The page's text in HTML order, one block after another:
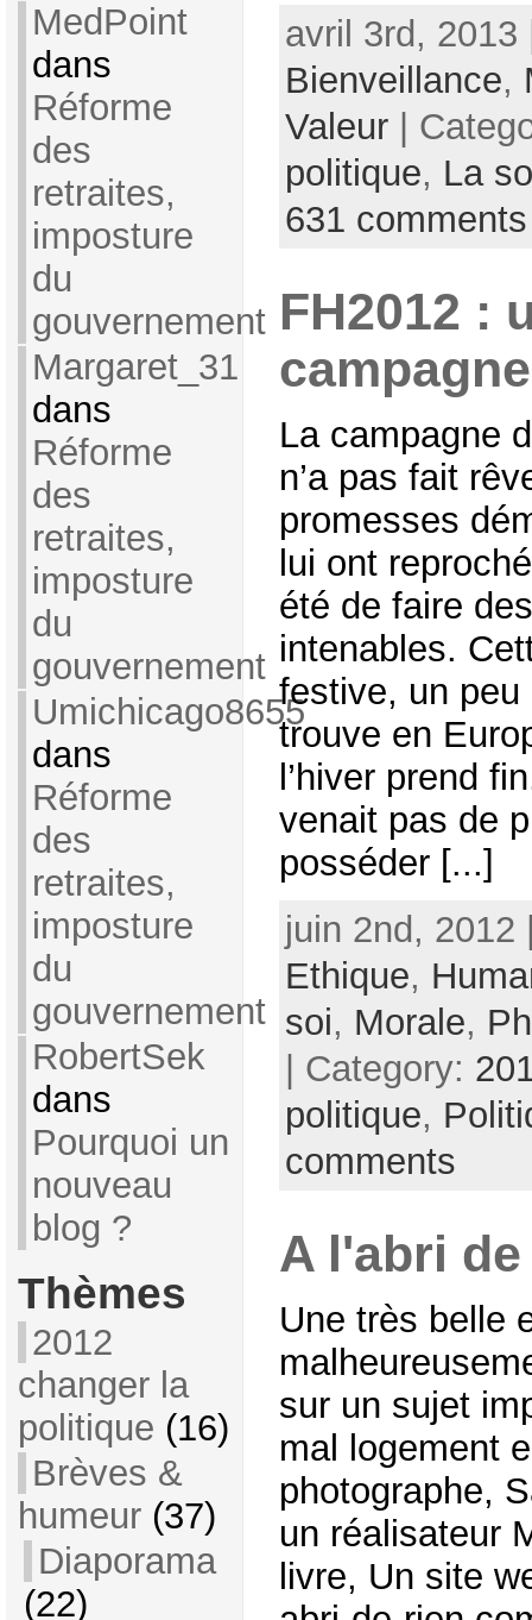
MedPoint
dans
Réforme
des
retraites,
imposture
du
gouvernement
Margaret_31
dans
Réforme
des
retraites,
imposture
du
gouvernement
Umichicago8655
dans
Réforme
des
retraites,
imposture
du
gouvernement
RobertSek
dans
Pourquoi un
nouveau
blog ?
Thèmes
2012
changer la
politique (16)
Brèves &
humeur(37)
Diaporama
(22)
avril 3rd, 2013
Bienveillance,
Valeur|
politique, La
631 comments
FH2012 :
campagne
La campagne
n’a pas fait
promesses
lui ont
été de faire
intenables.
festive, un peu
trouve en
l’hiver prend
venait pas de
posséder [...]
juin 2nd, 2012
Ethique,
soi, Morale,
| Category:
politique,
comments
A l'abri
Une très belle
sur un sujet
mal logement
photographe,
un réalisateur
livre, Un site